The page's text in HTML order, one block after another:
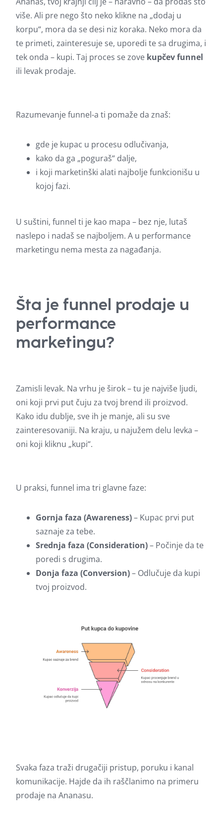
više. Ali pre nego što neko klikne na „dodaj u
korpu“, mora da se desi niz koraka. Neko mora da
te primeti, zainteresuje se, uporedi te sa drugima, i
tek onda – kupi. Taj proces se zove kupčev funnel
ili levak prodaje.
Razumevanje funnel-a ti pomaže da znaš:
gde je kupac u procesu odlučivanja,
kako da ga „poguraš“ dalje,
i koji marketinški alati najbolje funkcionišu u
kojoj fazi.
U suštini, funnel ti je kao mapa – bez nje, lutaš
naslepo i nadaš se najboljem. A u performance
marketingu nema mesta za nagađanja.
Šta je funnel prodaje u
performance
marketingu?
Zamisli levak. Na vrhu je širok – tu je najviše ljudi,
oni koji prvi put čuju za tvoj brend ili proizvod.
Kako idu dublje, sve ih je manje, ali su sve
zainteresovaniji. Na kraju, u najužem delu levka –
oni koji kliknu „kupi“.
U praksi, funnel ima tri glavne faze:
Gornja faza (Awareness)– Kupac prvi put
saznaje za tebe.
Srednja faza (Consideration)– Počinje da te
poredi s drugima.
Donja faza (Conversion)– Odlučuje da kupi
tvoj proizvod.
Svaka faza traži drugačiji pristup, poruku i kanal
komunikacije. Hajde da ih raščlanimo na primeru
prodaje na Ananasu.